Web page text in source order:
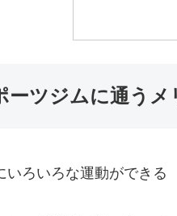
ーツジムに通うメ
いろいろな運動ができる